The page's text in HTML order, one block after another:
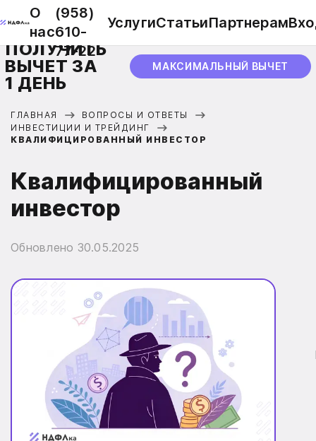
О
нас
(958)
610-
77-22
УслугиСтатьиПартнерам
ПОЛУЧИТЬ
ВЫЧЕТ ЗА
1 ДЕНЬ
МАКСИМАЛЬНЫЙ ВЫЧЕТ
ГЛАВНАЯ
ВОПРОСЫ И ОТВЕТЫ
ИНВЕСТИЦИИ И ТРЕЙДИНГ
КВАЛИФИЦИРОВАННЫЙ ИНВЕСТОР
Квалифицированный
инвестор
Обновлено 30.05.2025